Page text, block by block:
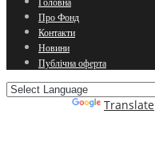
Головна
Про Фонд
Контакти
Новини
Публічна оферта
Translate